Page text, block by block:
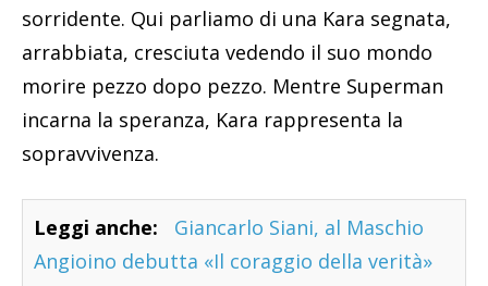
sorridente. Qui parliamo di una Kara segnata,
arrabbiata, cresciuta vedendo il suo mondo
morire pezzo dopo pezzo. Mentre Superman
incarna la speranza, Kara rappresenta la
sopravvivenza.
Leggi anche:
Giancarlo Siani, al Maschio
Angioino debutta «Il coraggio della verità»